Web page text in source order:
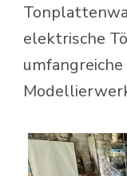
elektrische